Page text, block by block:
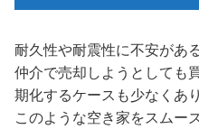
耐久性や耐震性に不安があ
仲介で売却しようとしても
期化するケースも少なくあ
このような空き家をスムー